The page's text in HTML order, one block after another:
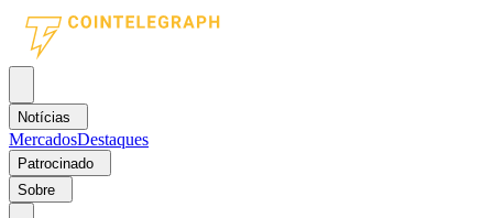
Notícias
MercadosDestaques
Patrocinado
Sobre